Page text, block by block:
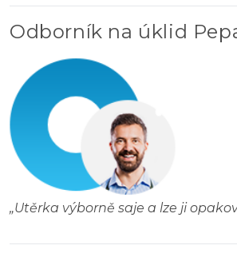
Odborník na úklid
„Utěrka výborně saje a lze ji